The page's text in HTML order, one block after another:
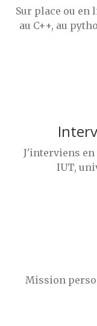
Sur place ou en
au C++, au
J'interviens
IUT,
Mission